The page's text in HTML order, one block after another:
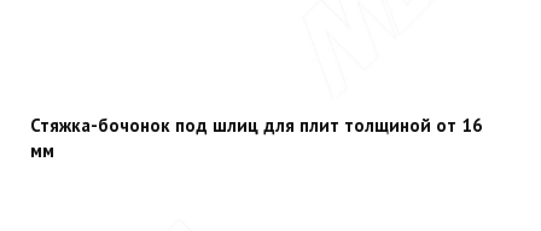
Стяжка-бочонок под шлиц для плит толщиной от 16
мм